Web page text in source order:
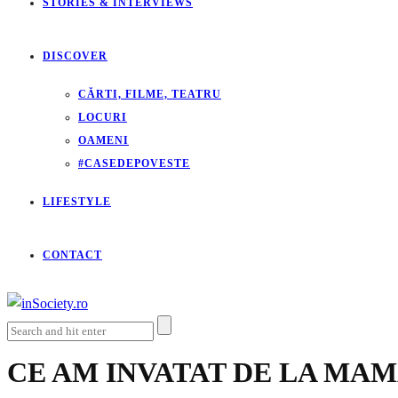
STORIES & INTERVIEWS
DISCOVER
CĂRTI, FILME, TEATRU
LOCURI
OAMENI
#CASEDEPOVESTE
LIFESTYLE
CONTACT
CE AM INVATAT DE LA